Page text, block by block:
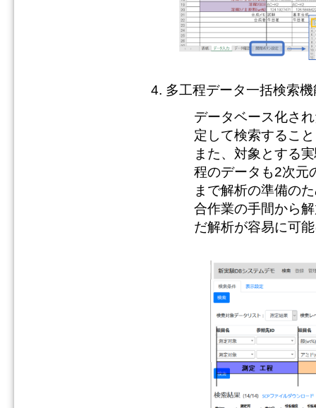
多工程データ一括検索機
データベース化さ
定して検索するこ
また、対象とする
程のデータも2次元
まで解析の準備の
合作業の手間から
だ解析が容易に可